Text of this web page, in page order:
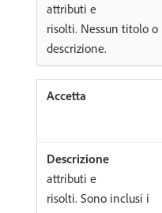
attributi e
risolti. Nessun titolo o
descrizione.
attributi e
risolti. Sono inclusi i